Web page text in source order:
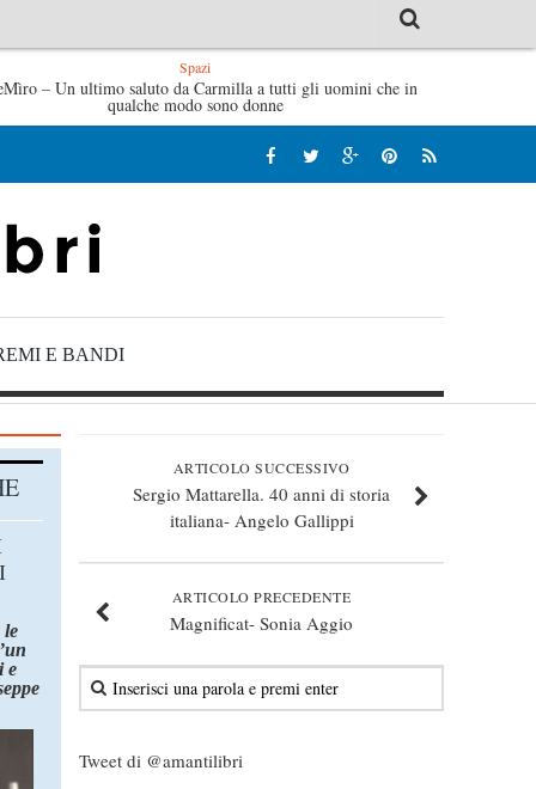
Tutte le mattine di Sybil – Virginia Evans
Spazi
– Un ultimo saluto da Carmilla a tutti gli uomini che in
qualche modo sono donne
E BANDI
ARTICOLO SUCCESSIVO
Sergio Mattarella. 40 anni di storia
italiana- Angelo Gallippi
ARTICOLO PRECEDENTE
Magnificat- Sonia Aggio
Tweet di @amantilibri
le
e